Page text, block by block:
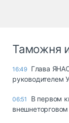
Таможня
16:49 Глава
руководителем
06:51
В первом